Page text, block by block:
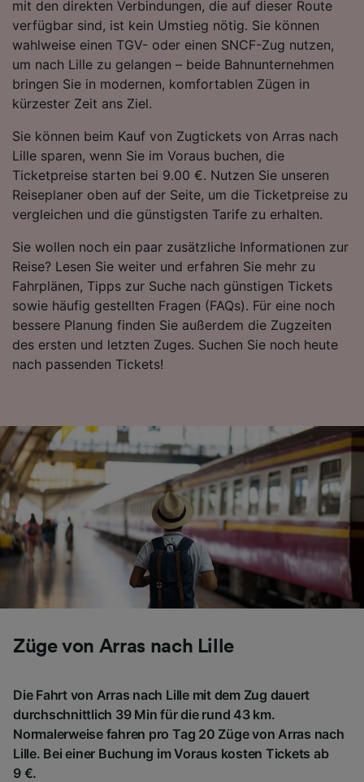
mit den direkten Verbindungen, die auf dieser Route
verfügbar sind, ist kein Umstieg nötig. Sie können
wahlweise einen TGV- oder einen SNCF-Zug nutzen,
um nach Lille zu gelangen – beide Bahnunternehmen
bringen Sie in modernen, komfortablen Zügen in
kürzester Zeit ans Ziel.
Sie können beim Kauf von Zugtickets von Arras nach
Lille sparen, wenn Sie im Voraus buchen, die
Ticketpreise starten bei 9.00 €. Nutzen Sie unseren
Reiseplaner oben auf der Seite, um die Ticketpreise zu
vergleichen und die günstigsten Tarife zu erhalten.
Sie wollen noch ein paar zusätzliche Informationen zur
Reise? Lesen Sie weiter und erfahren Sie mehr zu
Fahrplänen, Tipps zur Suche nach günstigen Tickets
sowie häufig gestellten Fragen (FAQs). Für eine noch
bessere Planung finden Sie außerdem die Zugzeiten
des ersten und letzten Zuges. Suchen Sie noch heute
nach passenden Tickets!
Züge von Arras nach Lille
Die Fahrt von Arras nach Lille mit dem Zug dauert
durchschnittlich 39 Min für die rund 43 km.
Normalerweise fahren pro Tag 20 Züge von Arras nach
Lille. Bei einer Buchung im Voraus kosten Tickets ab
9 €.
Folgendes bereitzustellen:
Verwendung genauer Standortdaten.
Endgeräteeigenschaften zur Identifikation
aktiv abfragen. Speichern von oder Zugriff auf
Informationen auf einem Endgerät.
Personalisierte Werbung und Inhalte, Messung
Inhalten, Zielgruppenforschung sowie
Entwicklung und Verbesserung von
Angeboten.
Liste der Partner (Lieferanten)